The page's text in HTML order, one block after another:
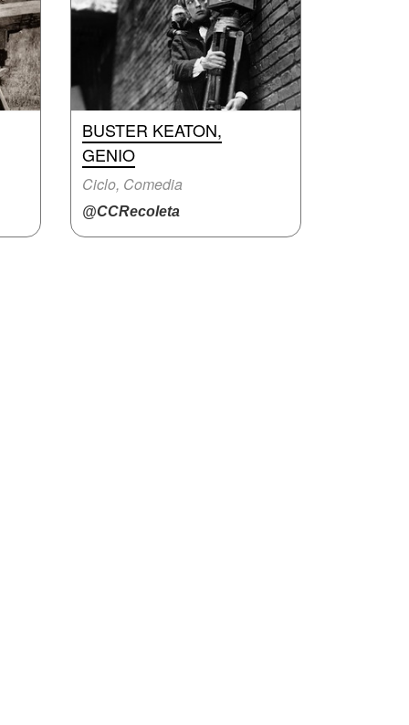
BUSTER KEATON,
GENIO
Ciclo, Comedia
@CCRecoleta